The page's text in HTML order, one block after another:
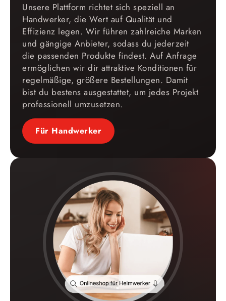
Unsere Plattform richtet sich speziell an
Handwerker, die Wert auf Qualität und
Effizienz legen. Wir führen zahlreiche Marken
und gängige Anbieter, sodass du jederzeit
die passenden Produkte findest. Auf Anfrage
ermöglichen wir dir attraktive Konditionen für
regelmäßige, größere Bestellungen. Damit
bist du bestens ausgestattet, um jedes Projekt
professionell umzusetzen.
Für Handwerker